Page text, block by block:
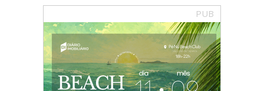
PUB